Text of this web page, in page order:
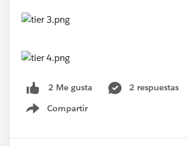
2 Me gusta
2 respuestas
Compartir
Show menu